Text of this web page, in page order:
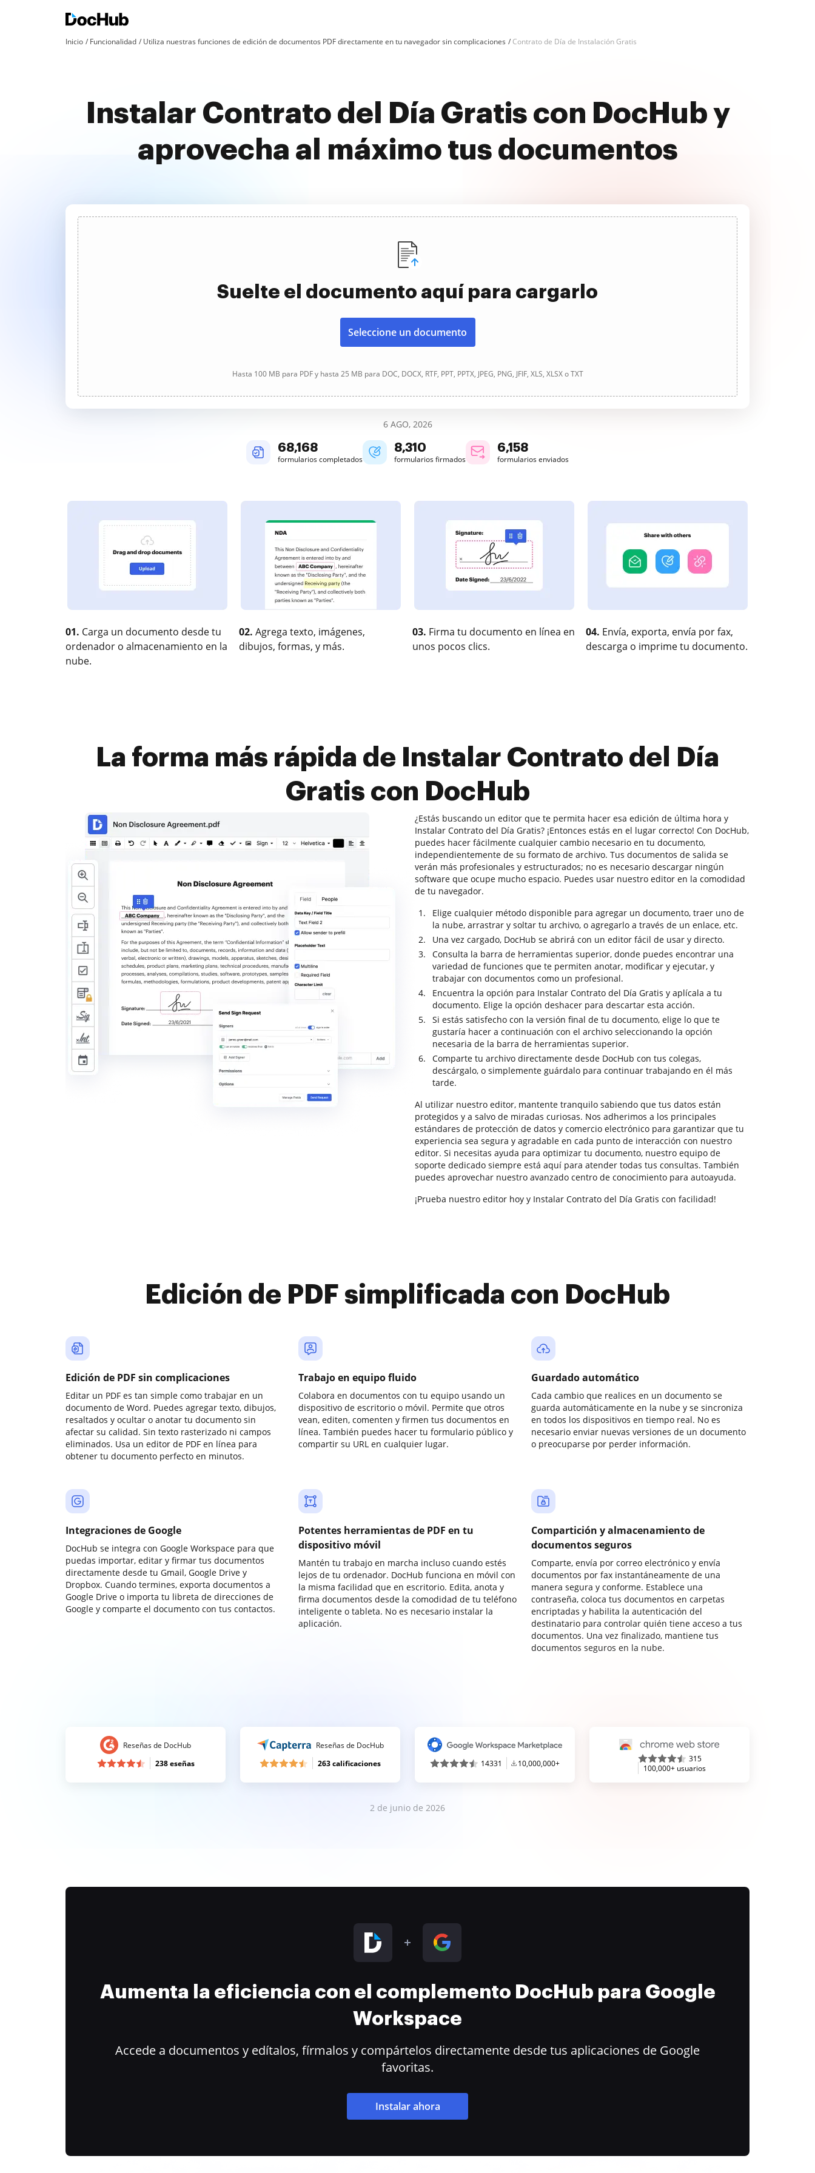
Inicio Funcionalidad Utiliza nuestras funciones de edición de documentos PDF directamente en tu navegador sin complicaciones Contrato de Día de Instalación Gratis
Instalar Contrato del Día Gratis con DocHub y
aprovecha al máximo tus documentos
Suelte el documento aquí para cargarlo
Seleccione un documento
Hasta 100 MB para PDF y hasta 25 MB para DOC, DOCX, RTF, PPT, PPTX, JPEG, PNG, JFIF, XLS, XLSX o TXT
6 AGO, 2026
68,168
formularios completados
8,310
formularios firmados
6,158
formularios enviados
01. Carga un documento desde tu
ordenador o almacenamiento en la
nube.
02. Agrega texto, imágenes,
dibujos, formas, y más.
03. Firma tu documento en línea en
unos pocos clics.
04. Envía, exporta, envía por fax,
descarga o imprime tu documento.
La forma más rápida de Instalar Contrato del Día
Gratis con DocHub
¿Estás buscando un editor que te permita hacer esa edición de última hora y
Instalar Contrato del Día Gratis? ¡Entonces estás en el lugar correcto! Con DocHub,
puedes hacer fácilmente cualquier cambio necesario en tu documento,
independientemente de su formato de archivo. Tus documentos de salida se
verán más profesionales y estructurados; no es necesario descargar ningún
software que ocupe mucho espacio. Puedes usar nuestro editor en la comodidad
de tu navegador.
Elige cualquier método disponible para agregar un documento, traer uno de
la nube, arrastrar y soltar tu archivo, o agregarlo a través de un enlace, etc.
Una vez cargado, DocHub se abrirá con un editor fácil de usar y directo.
Consulta la barra de herramientas superior, donde puedes encontrar una
variedad de funciones que te permiten anotar, modificar y ejecutar, y
trabajar con documentos como un profesional.
Encuentra la opción para Instalar Contrato del Día Gratis y aplícala a tu
documento. Elige la opción deshacer para descartar esta acción.
Si estás satisfecho con la versión final de tu documento, elige lo que te
gustaría hacer a continuación con el archivo seleccionando la opción
necesaria de la barra de herramientas superior.
Comparte tu archivo directamente desde DocHub con tus colegas,
descárgalo, o simplemente guárdalo para continuar trabajando en él más
tarde.
Al utilizar nuestro editor, mantente tranquilo sabiendo que tus datos están
protegidos y a salvo de miradas curiosas. Nos adherimos a los principales
estándares de protección de datos y comercio electrónico para garantizar que tu
experiencia sea segura y agradable en cada punto de interacción con nuestro
editor. Si necesitas ayuda para optimizar tu documento, nuestro equipo de
soporte dedicado siempre está aquí para atender todas tus consultas. También
puedes aprovechar nuestro avanzado centro de conocimiento para autoayuda.
¡Prueba nuestro editor hoy y Instalar Contrato del Día Gratis con facilidad!
Edición de PDF simplificada con DocHub
Edición de PDF sin complicaciones
Editar un PDF es tan simple como trabajar en un
documento de Word. Puedes agregar texto, dibujos,
resaltados y ocultar o anotar tu documento sin
afectar su calidad. Sin texto rasterizado ni campos
eliminados. Usa un editor de PDF en línea para
obtener tu documento perfecto en minutos.
Trabajo en equipo fluido
Colabora en documentos con tu equipo usando un
dispositivo de escritorio o móvil. Permite que otros
vean, editen, comenten y firmen tus documentos en
línea. También puedes hacer tu formulario público y
compartir su URL en cualquier lugar.
Guardado automático
Cada cambio que realices en un documento se
guarda automáticamente en la nube y se sincroniza
en todos los dispositivos en tiempo real. No es
necesario enviar nuevas versiones de un documento
o preocuparse por perder información.
Integraciones de Google
DocHub se integra con Google Workspace para que
puedas importar, editar y firmar tus documentos
directamente desde tu Gmail, Google Drive y
Dropbox. Cuando termines, exporta documentos a
Google Drive o importa tu libreta de direcciones de
Google y comparte el documento con tus contactos.
Potentes herramientas de PDF en tu
dispositivo móvil
Mantén tu trabajo en marcha incluso cuando estés
lejos de tu ordenador. DocHub funciona en móvil con
la misma facilidad que en escritorio. Edita, anota y
firma documentos desde la comodidad de tu teléfono
inteligente o tableta. No es necesario instalar la
aplicación.
Compartición y almacenamiento de
documentos seguros
Comparte, envía por correo electrónico y envía
documentos por fax instantáneamente de una
manera segura y conforme. Establece una
contraseña, coloca tus documentos en carpetas
encriptadas y habilita la autenticación del
destinatario para controlar quién tiene acceso a tus
documentos. Una vez finalizado, mantiene tus
documentos seguros en la nube.
Reseñas de DocHub
238 eseñas
Reseñas de DocHub
263 calificaciones
14331 10,000,000+
315
100,000+ usuarios
2 de junio de 2026
Aumenta la eficiencia con el complemento DocHub para Google
Workspace
Accede a documentos y edítalos, fírmalos y compártelos directamente desde tus aplicaciones de Google
favoritas.
Instalar ahora